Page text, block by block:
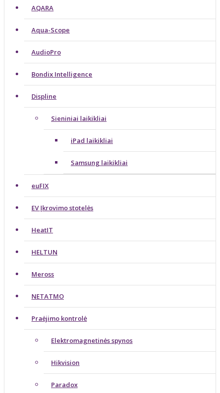
AQARA
Aqua-Scope
AudioPro
Bondix Intelligence
Displine
Sieniniai laikikliai
iPad laikikliai
Samsung laikikliai
euFIX
EV Įkrovimo stotelės
HeatIT
HELTUN
Meross
NETATMO
Praėjimo kontrolė
Elektromagnetinės spynos
Hikvision
Paradox